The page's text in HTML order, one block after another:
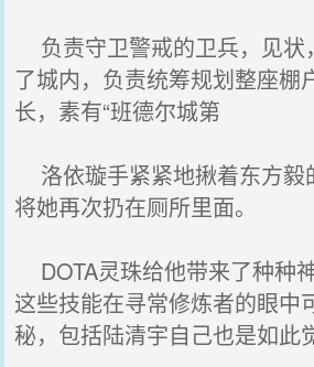
负责守卫警戒的卫兵，见状
了城内，负责统筹规划整座棚
长，素有“班德尔城第
洛依璇手紧紧地揪着东方毅
将她再次扔在厕所里面。
DOTA灵珠给他带来了种种
这些技能在寻常修炼者的眼中
秘，包括陆清宇自己也是如此